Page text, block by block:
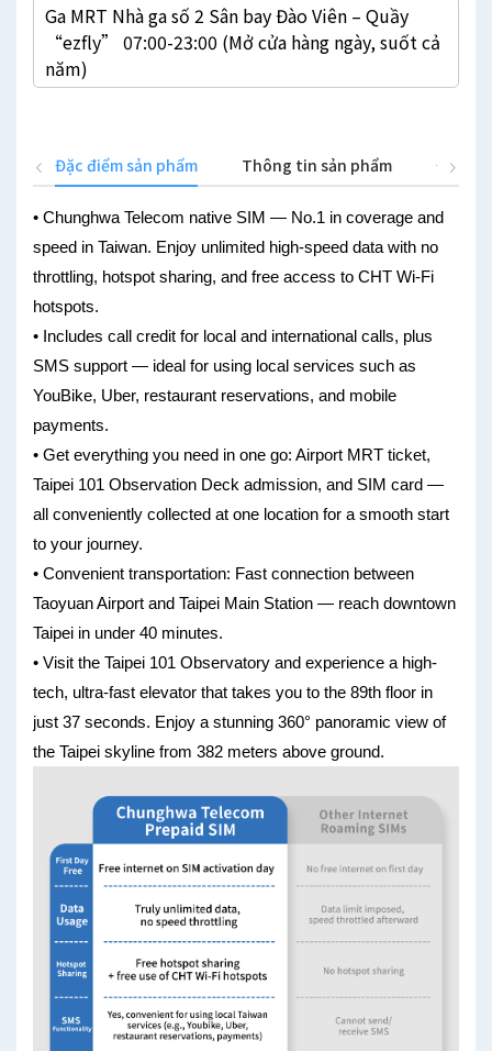
Ga MRT Nhà ga số 2 Sân bay Đào Viên – Quầy
“ezfly” 07:00-23:00 (Mở cửa hàng ngày, suốt cả
năm)
Đặc điểm sản phẩm Thông tin sản phẩm Địa
• Chunghwa Telecom native SIM — No.1 in coverage and
speed in Taiwan. Enjoy unlimited high-speed data with no
throttling, hotspot sharing, and free access to CHT Wi-Fi
hotspots.
• Includes call credit for local and international calls, plus
SMS support — ideal for using local services such as
YouBike, Uber, restaurant reservations, and mobile
payments.
• Get everything you need in one go: Airport MRT ticket,
Taipei 101 Observation Deck admission, and SIM card —
all conveniently collected at one location for a smooth start
to your journey.
• Convenient transportation: Fast connection between
Taoyuan Airport and Taipei Main Station — reach downtown
Taipei in under 40 minutes.
• Visit the Taipei 101 Observatory and experience a high-
tech, ultra-fast elevator that takes you to the 89th floor in
just 37 seconds. Enjoy a stunning 360° panoramic view of
the Taipei skyline from 382 meters above ground.